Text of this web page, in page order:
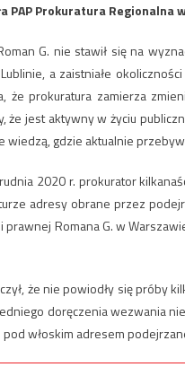
PAP Prokuratura Regionalna
G. nie stawił się na
a zaistniałe
że prokuratura zamierza
że jest aktywny w życiu
wiedzą, gdzie aktualnie
2020 r. prokurator
adresy obrane przez
prawnej Romana G. w
że nie powiodły się próby
doręczenia wezwania
włoskim adresem